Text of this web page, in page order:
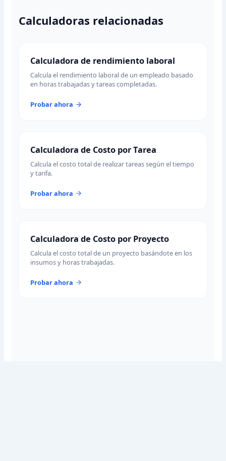
Calculadoras relacionadas
Calculadora de rendimiento laboral
Calcula el rendimiento laboral de un empleado basado
en horas trabajadas y tareas completadas.
Probar ahora
Calculadora de Costo por Tarea
Calcula el costo total de realizar tareas según el tiempo
y tarifa.
Probar ahora
Calculadora de Costo por Proyecto
Calcula el costo total de un proyecto basándote en los
insumos y horas trabajadas.
Probar ahora